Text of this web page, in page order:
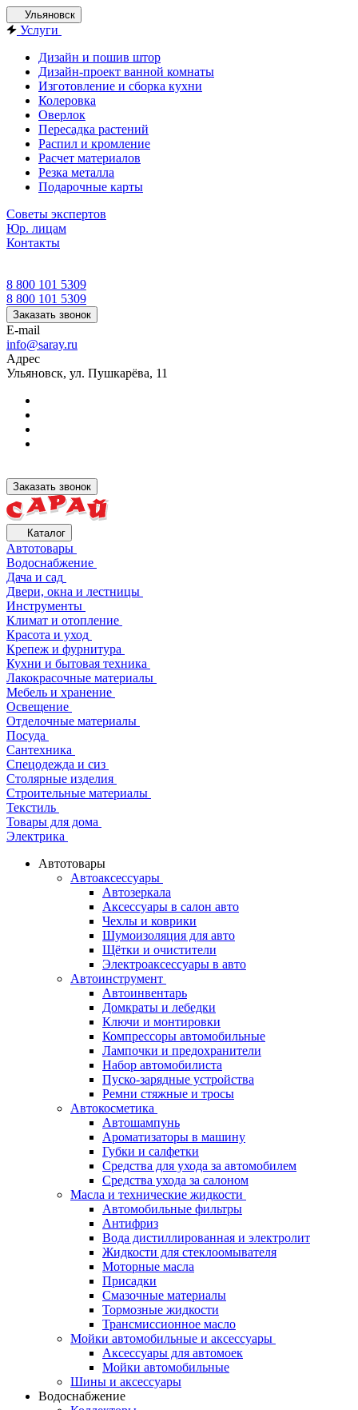
Ульяновск
Услуги
Дизайн и пошив штор
Дизайн-проект ванной комнаты
Изготовление и сборка кухни
Колеровка
Оверлок
Пересадка растений
Распил и кромление
Расчет материалов
Резка металла
Подарочные карты
Советы экспертов
Юр. лицам
Контакты
8 800 101 5309
8 800 101 5309
Заказать звонок
E-mail
info@saray.ru
Адрес
Ульяновск, ул. Пушкарёва, 11
Заказать звонок
Каталог
Автотовары
Водоснабжение
Дача и сад
Двери, окна и лестницы
Инструменты
Климат и отопление
Красота и уход
Крепеж и фурнитура
Кухни и бытовая техника
Лакокрасочные материалы
Мебель и хранение
Освещение
Отделочные материалы
Посуда
Сантехника
Спецодежда и сиз
Столярные изделия
Строительные материалы
Текстиль
Товары для дома
Электрика
Автотовары
Автоаксессуары
Автозеркала
Аксессуары в салон авто
Чехлы и коврики
Шумоизоляция для авто
Щётки и очистители
Электроаксессуары в авто
Автоинструмент
Автоинвентарь
Домкраты и лебедки
Ключи и монтировки
Компрессоры автомобильные
Лампочки и предохранители
Набор автомобилиста
Пуско-зарядные устройства
Ремни стяжные и тросы
Автокосметика
Автошампунь
Ароматизаторы в машину
Губки и салфетки
Средства для ухода за автомобилем
Средства ухода за салоном
Масла и технические жидкости
Автомобильные фильтры
Антифриз
Вода дистиллированная и электролит
Жидкости для стеклоомывателя
Моторные масла
Присадки
Смазочные материалы
Тормозные жидкости
Трансмиссионное масло
Мойки автомобильные и аксессуары
Аксессуары для автомоек
Мойки автомобильные
Шины и аксессуары
Водоснабжение